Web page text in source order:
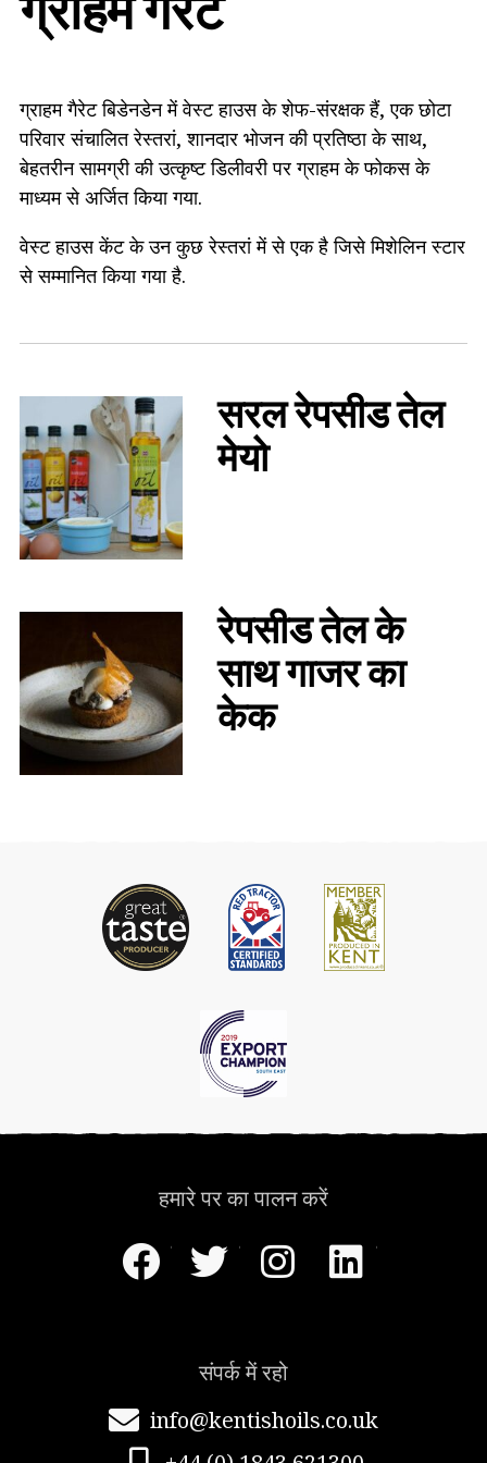
ग्राहम गैरेट
ग्राहम गैरेट बिडेनडेन में वेस्ट हाउस के शेफ-संरक्षक हैं, एक छोटा
परिवार संचालित रेस्तरां, शानदार भोजन की प्रतिष्ठा के साथ,
बेहतरीन सामग्री की उत्कृष्ट डिलीवरी पर ग्राहम के फोकस के
माध्यम से अर्जित किया गया.
वेस्ट हाउस केंट के उन कुछ रेस्तरां में से एक है जिसे मिशेलिन स्टार
से सम्मानित किया गया है.
सरल रेपसीड तेल
मेयो
रेपसीड तेल के
साथ गाजर का
केक
हमारे पर का पालन करें
फेसबुकट्विटर instagram
लिंक्डइन
संपर्क में रहो
info@kentishoils.co.uk